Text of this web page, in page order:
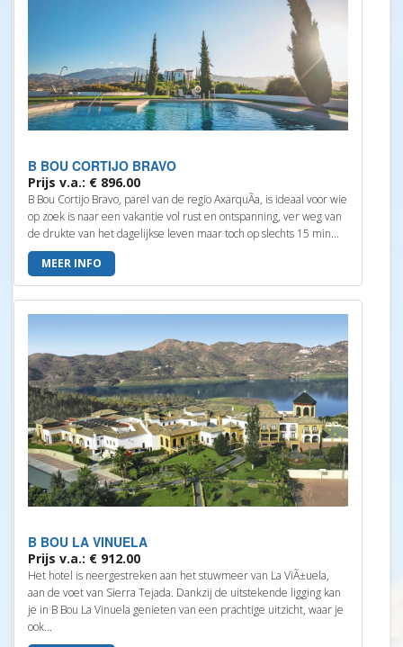
B BOU CORTIJO BRAVO
Prijs v.a.: € 896.00
B Bou Cortijo Bravo, parel van de regio AxarquÃ­a, is ideaal voor wie
op zoek is naar een vakantie vol rust en ontspanning, ver weg van
de drukte van het dagelijkse leven maar toch op slechts 15 min...
MEER INFO
B BOU LA VINUELA
Prijs v.a.: € 912.00
Het hotel is neergestreken aan het stuwmeer van La ViÃ±uela,
aan de voet van Sierra Tejada. Dankzij de uitstekende ligging kan
je in B Bou La Vinuela genieten van een prachtige uitzicht, waar je
ook...